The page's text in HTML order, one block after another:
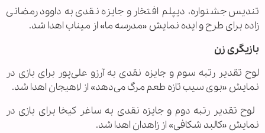
تندیس جشنواره، دیپلم افتخار و جایزه نقدی به داوود رمضانی
زاده برای طرح و ایده نمایش «مدرسه ما» از میناب اهدا شد.
بازیگری زن
لوح تقدیر رتبه سوم و جایزه نقدی به آرزو علی‌پور برای بازی در
نمایش «بوی سیب تازه طعم مرگ می‌دهد» از لاهیجان اهدا شد.
لوح تقدیر رتبه دوم و جایزه نقدی به ساغر کیخا برای بازی در
نمایش «کالبد شکافی» از زاهدان اهدا شد.